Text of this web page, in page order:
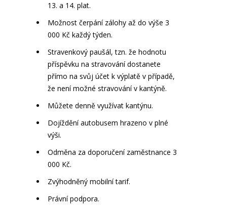
13. a 14. plat.
Možnost čerpání zálohy až do výše 3
000 Kč každý týden.
Stravenkový paušál, tzn. že hodnotu
příspěvku na stravování dostanete
přímo na svůj účet k výplatě v případě,
že není možné stravování v kantýně.
Můžete denně využívat kantýnu.
Dojíždění autobusem hrazeno v plné
výši.
Odměna za doporučení zaměstnance 3
000 Kč.
Zvýhodněný mobilní tarif.
Právní podpora.